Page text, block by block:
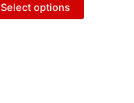
Select options